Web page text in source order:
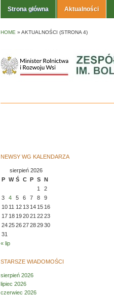
Strona główna Aktualności
HOME » AKTUALNOŚCI (STRONA 4)
NEWSY WG KALENDARZA
sierpień 2026
P W Ś C P S N
1
2
3
4 5 6 7 8
9
10 11 12 13 14 15 16
17 18 192021 2223
24252627282930
31
« lip
STARSZE WIADOMOŚCI
sierpień 2026
lipiec 2026
czerwiec 2026